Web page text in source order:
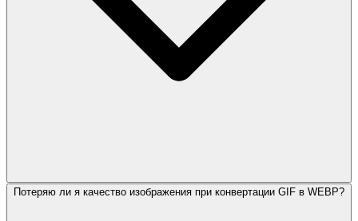
Потеряю ли я качество изображения при конвертации GIF в WEBP?